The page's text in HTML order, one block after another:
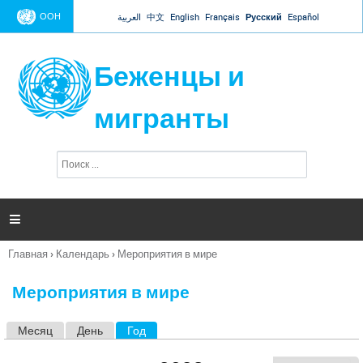
Jump to navigation
ООН العربية 中文 English Français Русский Español
Беженцы и
мигранты
п
и

Вы
Главная › Календарь › Мероприятия в мире
Мероприятия в мире
Месяц День Год